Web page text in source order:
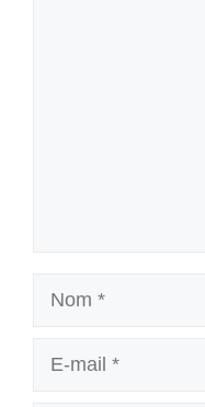
Nom